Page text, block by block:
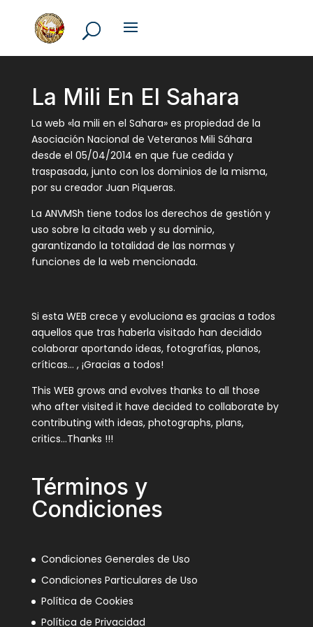
La Mili En El Sahara
La web «la mili en el Sahara» es propiedad de la
Asociación Nacional de Veteranos Mili Sáhara
desde el 05/04/2014 en que fue cedida y
traspasada, junto con los dominios de la misma,
por su creador Juan Piqueras.
La ANVMSh tiene todos los derechos de gestión y
uso sobre la citada web y su dominio,
garantizando la totalidad de las normas y
funciones de la web mencionada.
Si esta WEB crece y evoluciona es gracias a todos
aquellos que tras haberla visitado han decidido
colaborar aportando ideas, fotografías, planos,
críticas… , ¡Gracias a todos!
This WEB grows and evolves thanks to all those
who after visited it have decided to collaborate by
contributing with ideas, photographs, plans,
critics…Thanks !!!
Términos y
Condiciones
Condiciones Generales de Uso
Condiciones Particulares de Uso
Política de Cookies
Política de Privacidad